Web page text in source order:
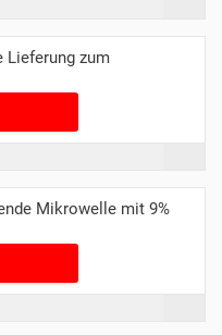
Lieferung zum
Mikrowelle mit 9%